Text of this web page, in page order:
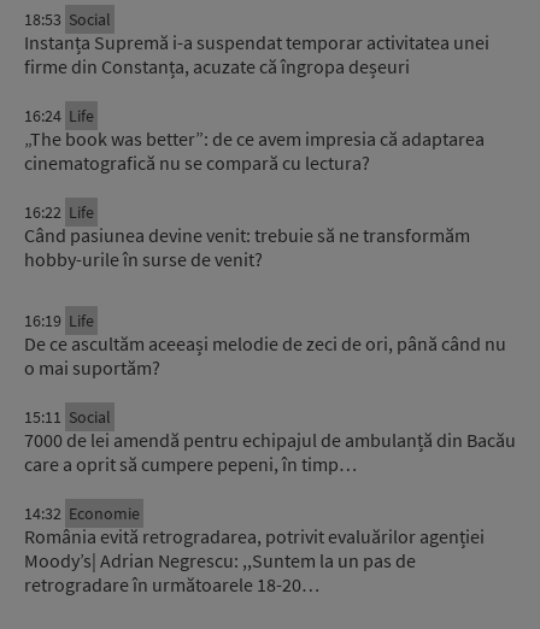
18:53 Social
Instanța Supremă i-a suspendat temporar activitatea unei
firme din Constanța, acuzate că îngropa deșeuri
16:24 Life
„The book was better”: de ce avem impresia că adaptarea
cinematografică nu se compară cu lectura?
16:22 Life
Când pasiunea devine venit: trebuie să ne transformăm
hobby-urile în surse de venit?
16:19 Life
De ce ascultăm aceeași melodie de zeci de ori, până când nu
o mai suportăm?
15:11 Social
7000 de lei amendă pentru echipajul de ambulanță din Bacău
care a oprit să cumpere pepeni, în timp…
14:32 Economie
România evită retrogradarea, potrivit evaluărilor agenției
Moody’s| Adrian Negrescu: ,,Suntem la un pas de
retrogradare în următoarele 18-20…